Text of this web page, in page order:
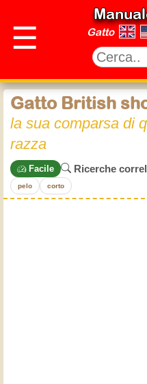
☰ Gatto
Gatto British
la sua comparsa di
razza
Facile Ricerche
pelo corto